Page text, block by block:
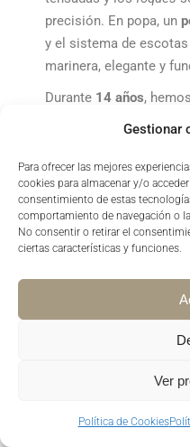
Gestionar
Para ofrecer las mejores
cookies para almacenar y/o
consentimiento de estas
comportamiento de navegación o
No consentir o retirar el
ciertas características y funciones.
Ver
Política de Cookies
precisión. En popa, un
y el sistema de
marinera, elegante y
Durante 14 años,
barco hermoso y
transformado sin
tiempo, a las
sin perder su esencia.